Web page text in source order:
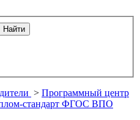
> Программный центр
стандарт ФГОС ВПО